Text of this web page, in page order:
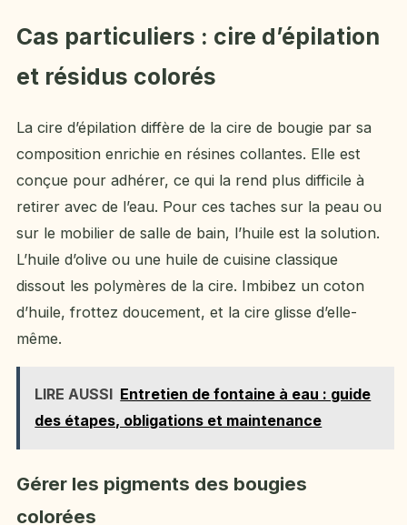
Cas particuliers : cire d’épilation
et résidus colorés
La cire d’épilation diffère de la cire de bougie par sa
composition enrichie en résines collantes. Elle est
conçue pour adhérer, ce qui la rend plus difficile à
retirer avec de l’eau. Pour ces taches sur la peau ou
sur le mobilier de salle de bain, l’huile est la solution.
L’huile d’olive ou une huile de cuisine classique
dissout les polymères de la cire. Imbibez un coton
d’huile, frottez doucement, et la cire glisse d’elle-
même.
LIRE AUSSI Entretien de fontaine à eau : guide
des étapes, obligations et maintenance
Gérer les pigments des bougies
colorées